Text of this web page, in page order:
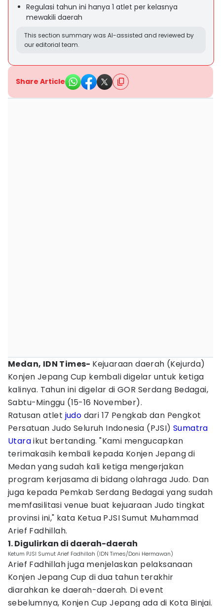
Regulasi tahun ini hanya 1 atlet per kelasnya
mewakili daerah
This section summary was AI-assisted and reviewed by
our editorial team.
Share Article
Medan, IDN Times- Kejuaraan daerah (Kejurda)
Konjen Jepang Cup kembali digelar untuk ketiga
kalinya. Tahun ini digelar di GOR Serdang Bedagai,
Sabtu-Minggu (15-16 November).
Ratusan atlet judo dari 17 Pengkab dan Pengkot
Persatuan Judo Seluruh Indonesia (PJSI) Sumatra
Utaraikut bertanding. "Kami mengucapkan
terimakasih kembali kepada Konjen Jepang di
Medan yang sudah kali ketiga mengerjakan
program kerjasama di bidang olahraga Judo. Dan
juga kepada Pemkab Serdang Bedagai yang sudah
memfasilitasi venue buat kejuaraan Judo tingkat
provinsi ini," kata Ketua PJSI Sumut Muhammad
Arief Fadhillah.
1. Digulirkan di daerah-daerah
Ketum PJSI Sumut Arief Fadhillah (IDN Times/Doni Hermawan)
Arief Fadhillah juga menjelaskan pelaksanaan
Konjen Jepang Cup di dua tahun terakhir
diarahkan ke daerah-daerah. Di event
sebelumnya, Konjen Cup Jepang ada di Kota Binjai.